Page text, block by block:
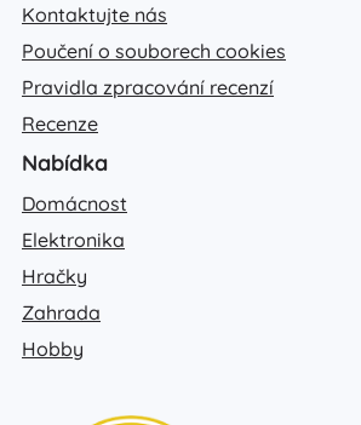
Kontaktujte nás
Poučení o souborech cookies
Pravidla zpracování recenzí
Recenze
Nabídka
Domácnost
Elektronika
Hračky
Zahrada
Hobby